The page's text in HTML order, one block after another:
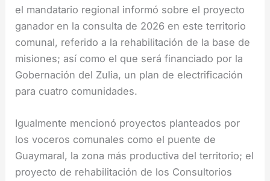
el mandatario regional informó sobre el proyecto
ganador en la consulta de 2026 en este territorio
comunal, referido a la rehabilitación de la base de
misiones; así como el que será financiado por la
Gobernación del Zulia, un plan de electrificación
para cuatro comunidades.
Igualmente mencionó proyectos planteados por
los voceros comunales como el puente de
Guaymaral, la zona más productiva del territorio; el
proyecto de rehabilitación de los Consultorios